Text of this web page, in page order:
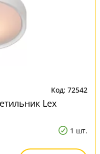
Код: 72542
Lex
1 шт.